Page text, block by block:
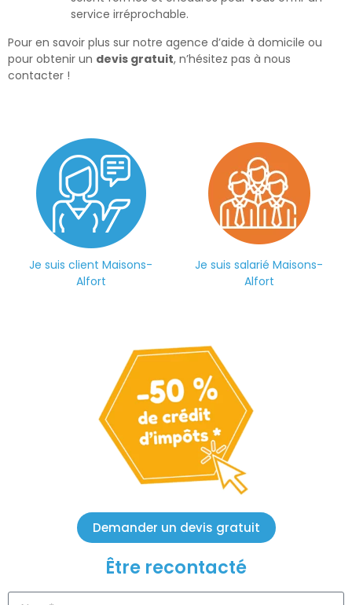
service irréprochable.
Pour en savoir plus sur notre agence d’aide à domicile ou
pour obtenir un devis gratuit, n’hésitez pas à nous
contacter !
Je suis client Maisons-
Alfort
Je suis salarié Maisons-
Alfort
Demander un devis gratuit
Être recontacté